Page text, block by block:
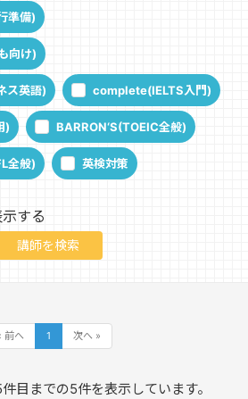
準備)
向け)
ス英語) complete(IELTS入門)
) BARRON‘S(TOEIC全般)
全般) 英検対策
する
前へ 1 次へ »
目までの5件を表示しています。